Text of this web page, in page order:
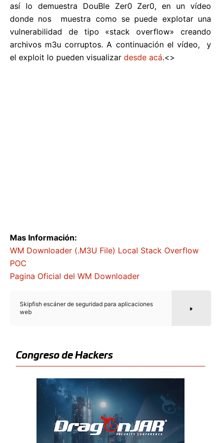
así lo demuestra DouBle Zer0 Zer0, en un vídeo
donde nos muestra como se puede explotar una
vulnerabilidad de tipo «stack overflow» creando
archivos m3u corruptos. A continuación el vídeo, y
el exploit lo pueden visualizar desde acá.<>
Mas Información:
WM Downloader (.M3U File) Local Stack Overflow
POC
Pagina Oficial del WM Downloader
Skipfish escáner de seguridad para aplicaciones
web
Congreso de Hackers